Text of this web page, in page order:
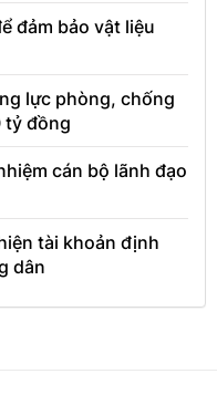
đảm bảo vật liệu
lực phòng, chống
tỷ đồng
cán bộ lãnh đạo
tài khoản định
dân